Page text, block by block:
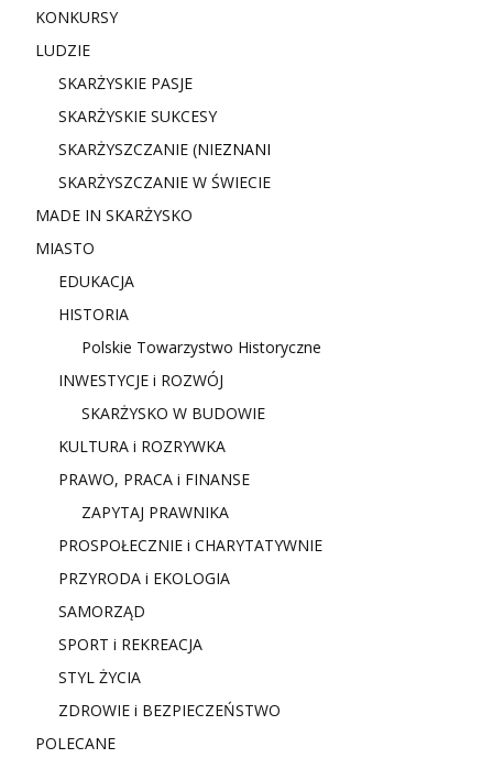
KONKURSY
LUDZIE
SKARŻYSKIE PASJE
SKARŻYSKIE SUKCESY
SKARŻYSZCZANIE (NIEZNANI
SKARŻYSZCZANIE W ŚWIECIE
MADE IN SKARŻYSKO
MIASTO
EDUKACJA
HISTORIA
Polskie Towarzystwo Historyczne
INWESTYCJE i ROZWÓJ
SKARŻYSKO W BUDOWIE
KULTURA i ROZRYWKA
PRAWO, PRACA i FINANSE
ZAPYTAJ PRAWNIKA
PROSPOŁECZNIE i CHARYTATYWNIE
PRZYRODA i EKOLOGIA
SAMORZĄD
SPORT i REKREACJA
STYL ŻYCIA
ZDROWIE i BEZPIECZEŃSTWO
POLECANE